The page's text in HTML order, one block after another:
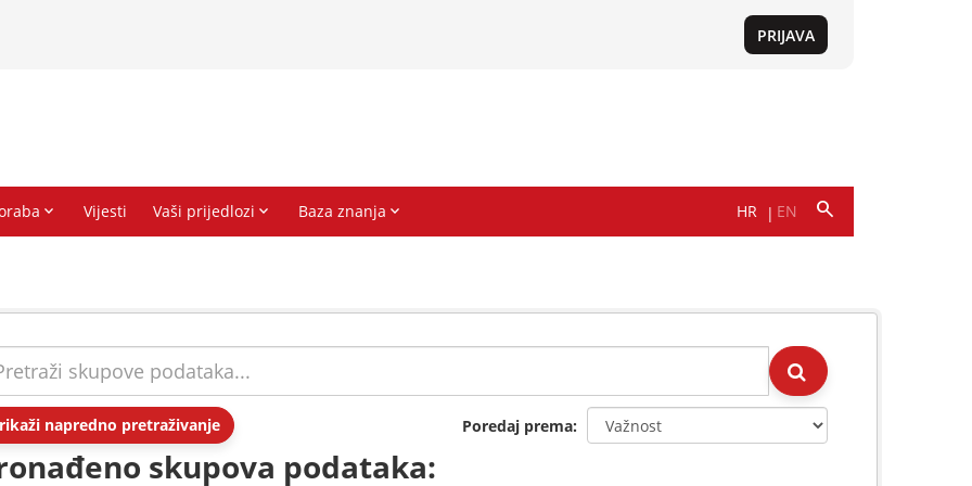
napredno pretraživanje Poredaj prema
skupova podataka: